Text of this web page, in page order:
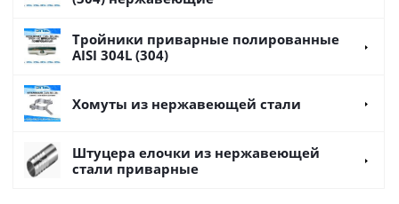
Тройники приварные полированные
AISI 304L (304)
Хомуты из нержавеющей стали
Штуцера елочки из нержавеющей
стали приварные